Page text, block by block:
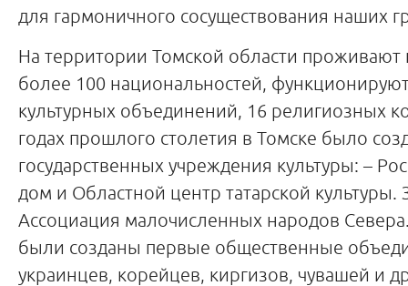
для гармоничного сосуществования наших
На территории Томской области проживают
более 100 национальностей,
культурных объединений, 16 религиозных
годах прошлого столетия в Томске было
государственных учреждения культуры: –
дом и Областной центр татарской культуры.
Ассоциация малочисленных народов
были созданы первые общественные
украинцев, корейцев, киргизов, чувашей и